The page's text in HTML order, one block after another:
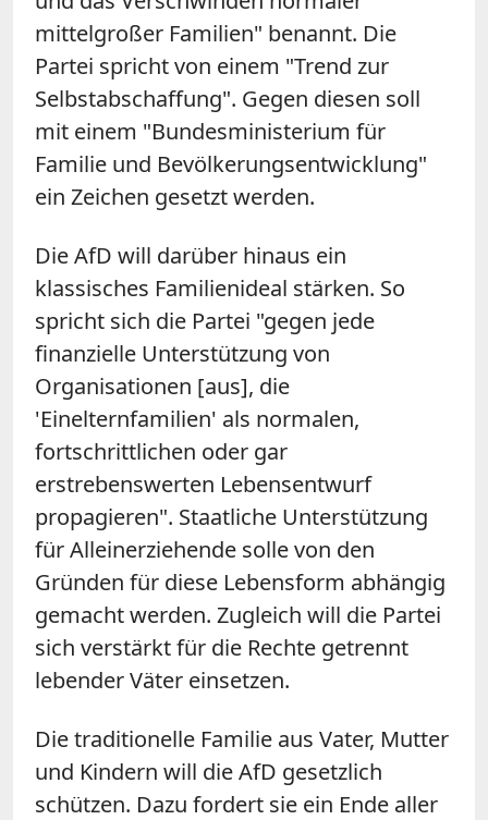
mittelgroßer Familien" benannt. Die
Partei spricht von einem "Trend zur
Selbstabschaffung". Gegen diesen soll
mit einem "Bundesministerium für
Familie und Bevölkerungsentwicklung"
ein Zeichen gesetzt werden.
Die AfD will darüber hinaus ein
klassisches Familienideal stärken. So
spricht sich die Partei "gegen jede
finanzielle Unterstützung von
Organisationen [aus], die
'Einelternfamilien' als normalen,
fortschrittlichen oder gar
erstrebenswerten Lebensentwurf
propagieren". Staatliche Unterstützung
für Alleinerziehende solle von den
Gründen für diese Lebensform abhängig
gemacht werden. Zugleich will die Partei
sich verstärkt für die Rechte getrennt
lebender Väter einsetzen.
Die traditionelle Familie aus Vater, Mutter
und Kindern will die AfD gesetzlich
schützen. Dazu fordert sie ein Ende aller